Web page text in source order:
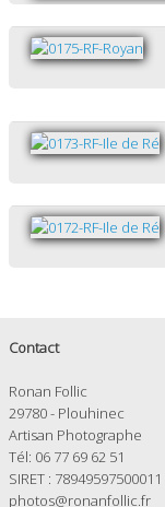
Contact
Ronan Follic
29780 - Plouhinec
Artisan Photographe
Tél: 06 77 69 62 51
SIRET : 78949597500011
photos@ronanfollic.fr